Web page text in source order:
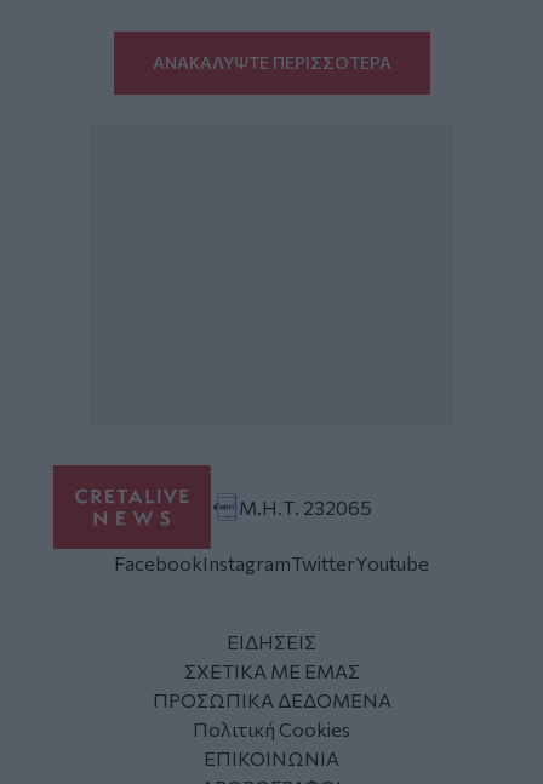
ΑΝΑΚΑΛΥΨΤΕ ΠΕΡΙΣΣΟΤΕΡΑ
Μ.Η.Τ. 232065
FacebookInstagramTwitterYoutube
ΕΙΔΗΣΕΙΣ
ΣΧΕΤΙΚΑ ΜΕ ΕΜΑΣ
ΠΡΟΣΩΠΙΚΑ ΔΕΔΟΜΕΝΑ
Πολιτική Cookies
ΕΠΙΚΟΙΝΩΝΙΑ